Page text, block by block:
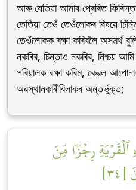
আৰু যেতিয়া আমাৰ প্ৰেৰিত
তেতিয়া তেওঁ তেওঁলোকৰ বিষয়ে
তেওঁলোকক ৰক্ষা কৰিবলৈ অসমৰ্থ
নকৰিব, চিন্তাও নকৰিব, নিশ্চয়
পৰিয়ালক ৰক্ষা কৰিম, কেৱল
অৱস্থানকাৰীবিলাকৰ অন্তৰ্ভুক্ত;
رِجۡزٗا مِّنَ